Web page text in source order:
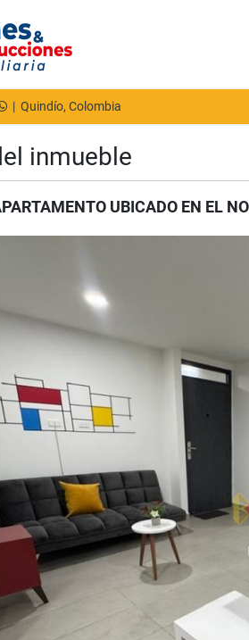
| Quindío, Colombia
inmueble
UBICADO EN EL